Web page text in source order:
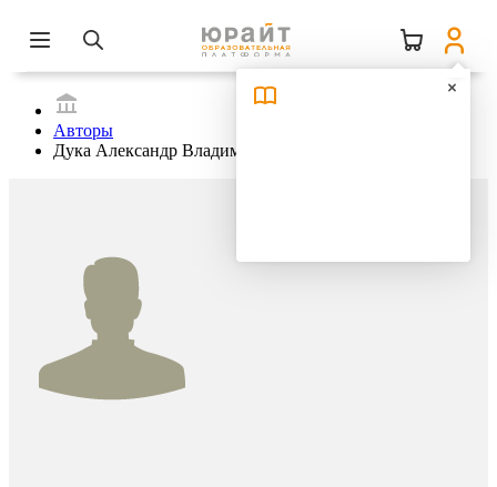
Авторы
Дука Александр Владимирович